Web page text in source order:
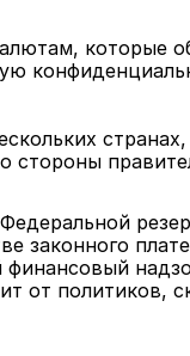
которые
стороны
законного
от политиков,